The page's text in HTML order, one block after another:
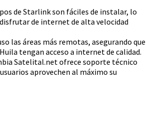
de Starlink son fáciles de instalar, lo
de internet de alta velocidad
las áreas más remotas, asegurando que
tengan acceso a internet de calidad.
Satelital.net ofrece soporte técnico
aprovechen al máximo su